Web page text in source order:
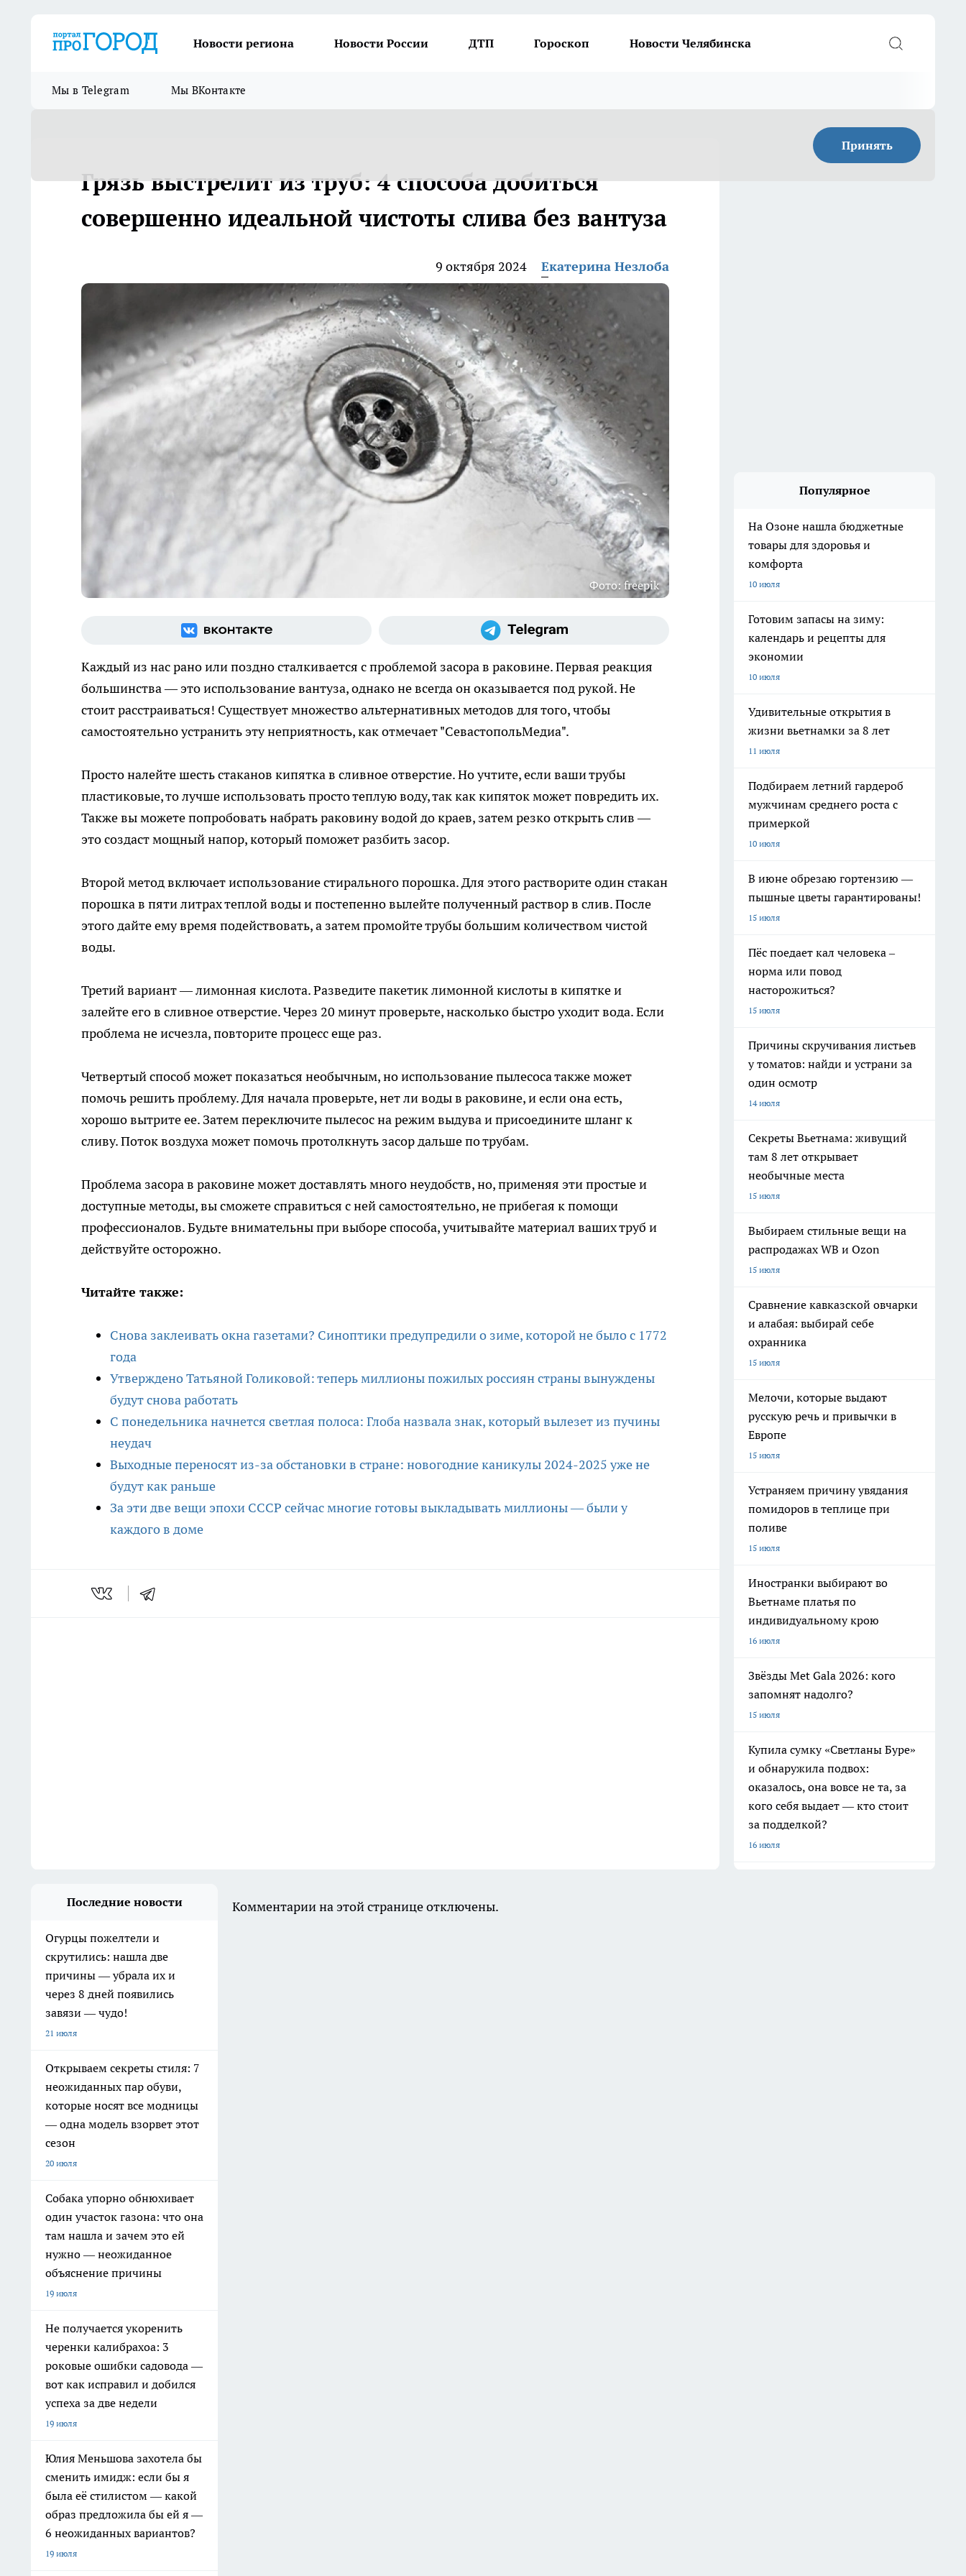
Новости региона Новости России ДТП Гороскоп Новости Челябинска
Мы в Telegram Мы ВКонтакте
Принять
Грязь выстрелит из труб: 4 способа добиться
совершенно идеальной чистоты слива без вантуза
9 октября 2024 Екатерина Незлоба
Фото: freepik
Каждый из нас рано или поздно сталкивается с проблемой засора в раковине. Первая реакция
большинства — это использование вантуза, однако не всегда он оказывается под рукой. Не
стоит расстраиваться! Существует множество альтернативных методов для того, чтобы
самостоятельно устранить эту неприятность, как отмечает "СевастопольМедиа".
Просто налейте шесть стаканов кипятка в сливное отверстие. Но учтите, если ваши трубы
пластиковые, то лучше использовать просто теплую воду, так как кипяток может повредить их.
Также вы можете попробовать набрать раковину водой до краев, затем резко открыть слив —
это создаст мощный напор, который поможет разбить засор.
Второй метод включает использование стирального порошка. Для этого растворите один стакан
порошка в пяти литрах теплой воды и постепенно вылейте полученный раствор в слив. После
этого дайте ему время подействовать, а затем промойте трубы большим количеством чистой
воды.
Третий вариант — лимонная кислота. Разведите пакетик лимонной кислоты в кипятке и
залейте его в сливное отверстие. Через 20 минут проверьте, насколько быстро уходит вода. Если
проблема не исчезла, повторите процесс еще раз.
Четвертый способ может показаться необычным, но использование пылесоса также может
помочь решить проблему. Для начала проверьте, нет ли воды в раковине, и если она есть,
хорошо вытрите ее. Затем переключите пылесос на режим выдува и присоедините шланг к
сливу. Поток воздуха может помочь протолкнуть засор дальше по трубам.
Проблема засора в раковине может доставлять много неудобств, но, применяя эти простые и
доступные методы, вы сможете справиться с ней самостоятельно, не прибегая к помощи
профессионалов. Будьте внимательны при выборе способа, учитывайте материал ваших труб и
действуйте осторожно.
Читайте также:
Снова заклеивать окна газетами? Синоптики предупредили о зиме, которой не было с 1772
года
Утверждено Татьяной Голиковой: теперь миллионы пожилых россиян страны вынуждены
будут снова работать
С понедельника начнется светлая полоса: Глоба назвала знак, который вылезет из пучины
неудач
Выходные переносят из-за обстановки в стране: новогодние каникулы 2024-2025 уже не
будут как раньше
За эти две вещи эпохи СССР сейчас многие готовы выкладывать миллионы — были у
каждого в доме
Популярное
На Озоне нашла бюджетные
товары для здоровья и
комфорта
10 июля
Готовим запасы на зиму:
календарь и рецепты для
экономии
10 июля
Удивительные открытия в
жизни вьетнамки за 8 лет
11 июля
Подбираем летний гардероб
мужчинам среднего роста с
примеркой
10 июля
В июне обрезаю гортензию —
пышные цветы гарантированы!
15 июля
Пёс поедает кал человека –
норма или повод
насторожиться?
15 июля
Причины скручивания листьев
у томатов: найди и устрани за
один осмотр
14 июля
Секреты Вьетнама: живущий
там 8 лет открывает
необычные места
15 июля
Выбираем стильные вещи на
распродажах WB и Ozon
15 июля
Сравнение кавказской овчарки
и алабая: выбирай себе
охранника
15 июля
Мелочи, которые выдают
русскую речь и привычки в
Европе
15 июля
Устраняем причину увядания
помидоров в теплице при
поливе
15 июля
Иностранки выбирают во
Вьетнаме платья по
индивидуальному крою
16 июля
Звёзды Met Gala 2026: кого
запомнят надолго?
15 июля
Купила сумку «Светланы Буре»
и обнаружила подвох:
оказалось, она вовсе не та, за
кого себя выдает — кто стоит
за подделкой?
16 июля
Последние новости
Огурцы пожелтели и
скрутились: нашла две
причины — убрала их и
через 8 дней появились
завязи — чудо!
21 июля
Открываем секреты стиля: 7
неожиданных пар обуви,
которые носят все модницы
— одна модель взорвет этот
сезон
20 июля
Собака упорно обнюхивает
один участок газона: что она
там нашла и зачем это ей
нужно — неожиданное
объяснение причины
19 июля
Не получается укоренить
черенки калибрахоа: 3
роковые ошибки садовода —
вот как исправил и добился
успеха за две недели
19 июля
Юлия Меньшова захотела бы
сменить имидж: если бы я
была её стилистом — какой
образ предложила бы ей я —
6 неожиданных вариантов?
19 июля
Комментарии на этой странице отключены.